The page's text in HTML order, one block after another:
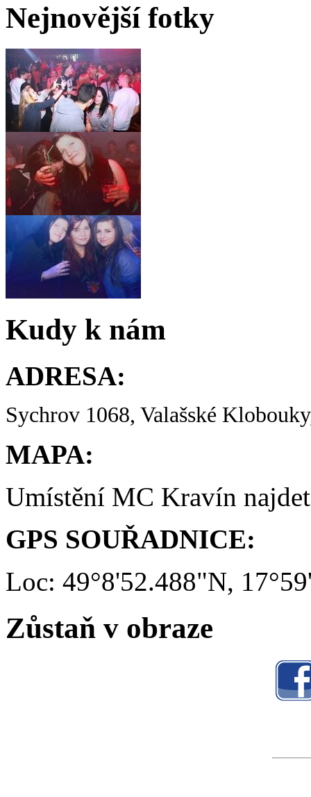
Nejnovější fotky
Kudy k nám
ADRESA:
Sychrov 1068, Valašské
MAPA:
Umístění MC Kravín
GPS SOUŘADNICE:
Loc: 49°8'52.488"N,
Zůstaň v obraze